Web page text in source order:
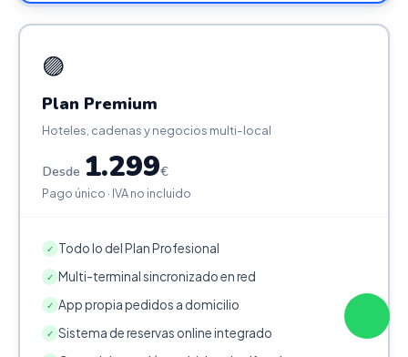
🟣
Plan Premium
Hoteles, cadenas y negocios multi-local
Desde 1.299€
Pago único · IVA no incluido
✓ Todo lo del Plan Profesional
✓ Multi-terminal sincronizado en red
✓ App propia pedidos a domicilio
✓ Sistema de reservas online integrado